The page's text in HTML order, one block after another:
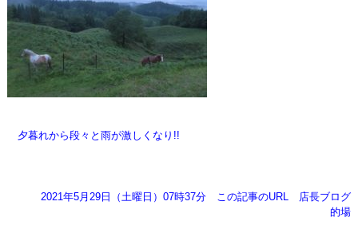
夕暮れから段々と雨が激しくなり!!
2021年5月29日（土曜日）07時37分 この記事のURL
店長ブログ
的場